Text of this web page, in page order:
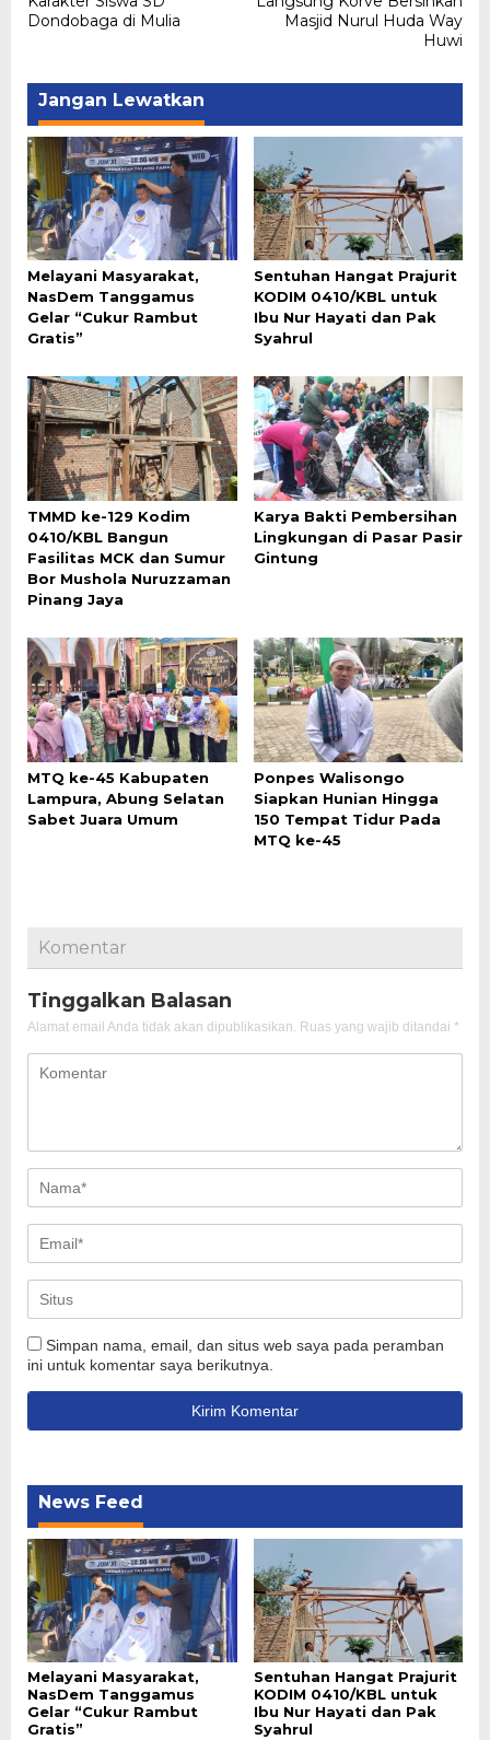
Dondobaga di Mulia
Masjid Nurul Huda Way
Huwi
Jangan Lewatkan
Melayani Masyarakat,
NasDem Tanggamus
Gelar “Cukur Rambut
Gratis”
Sentuhan Hangat Prajurit
KODIM 0410/KBL untuk
Ibu Nur Hayati dan Pak
Syahrul
TMMD ke-129 Kodim
0410/KBL Bangun
Fasilitas MCK dan Sumur
Bor Mushola Nuruzzaman
Pinang Jaya
Karya Bakti Pembersihan
Lingkungan di Pasar Pasir
Gintung
MTQ ke-45 Kabupaten
Lampura, Abung Selatan
Sabet Juara Umum
Ponpes Walisongo
Siapkan Hunian Hingga
150 Tempat Tidur Pada
MTQ ke-45
Komentar
Tinggalkan Balasan
Alamat email Anda tidak akan dipublikasikan. Ruas yang wajib ditandai *
Simpan nama, email, dan situs web saya pada peramban
ini untuk komentar saya berikutnya.
News Feed
Melayani Masyarakat,
NasDem Tanggamus
Gelar “Cukur Rambut
Gratis”
Sentuhan Hangat Prajurit
KODIM 0410/KBL untuk
Ibu Nur Hayati dan Pak
Syahrul